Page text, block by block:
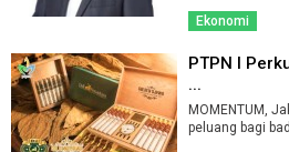
Ekonomi
PTPN I Perkuat Branding Produk Hilir
...
MOMENTUM,
peluang bagi